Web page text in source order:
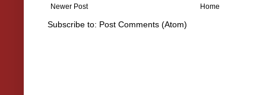
Newer Post Home
Subscribe to: Post Comments (Atom)